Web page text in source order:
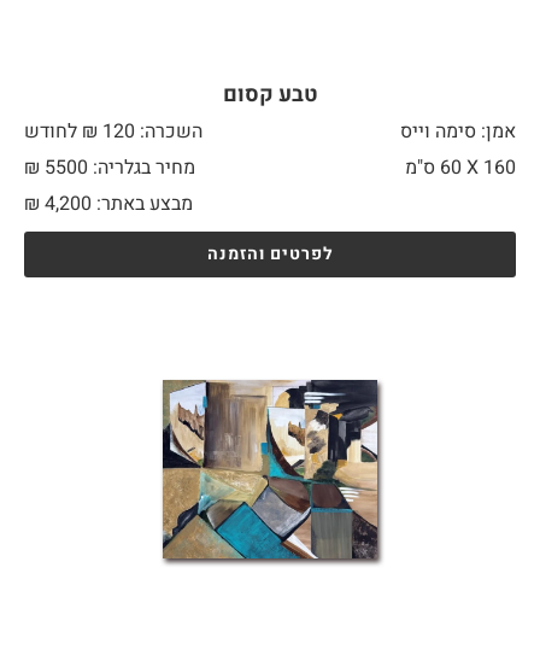
טבע קסום
אמן: סימה וייס
השכרה: 120 ₪ לחודש
160 X
מחיר בגלריה: 5500 ₪
מבצע באתר:
₪ 4,200
לפרטים והזמנה